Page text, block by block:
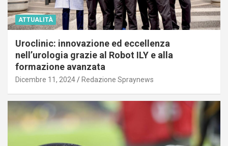
ATTUALITÀ
Uroclinic: innovazione ed eccellenza
nell’urologia grazie al Robot ILY e alla
formazione avanzata
Dicembre 11, 2024 Redazione Spraynews